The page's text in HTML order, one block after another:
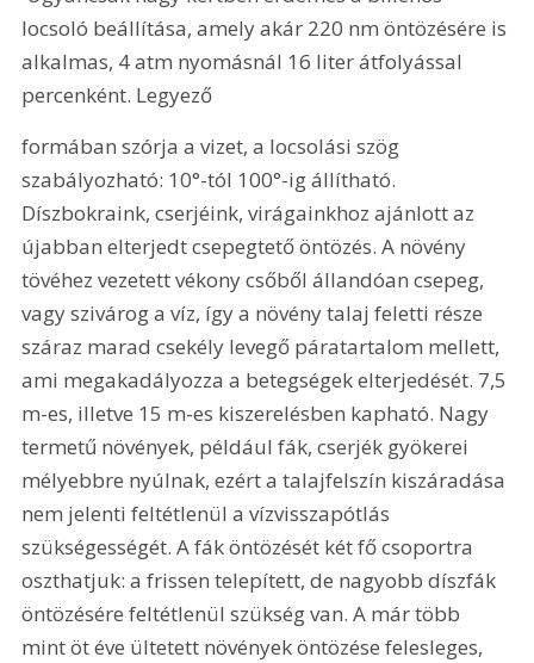
locsoló beállítása, amely akár 220 nm öntözésére is
alkalmas, 4 atm nyomásnál 16 liter átfolyással
percenként. Legyező
formában szórja a vizet, a locsolási szög
szabályozható: 10°-tól 100°-ig állítható.
Díszbokraink, cserjéink, virágainkhoz ajánlott az
újabban elterjedt csepegtető öntözés. A növény
tövéhez vezetett vékony csőből állandóan csepeg,
vagy szivárog a víz, így a növény talaj feletti része
száraz marad csekély levegő páratartalom mellett,
ami megakadályozza a betegségek elterjedését. 7,5
m-es, illetve 15 m-es kiszerelésben kapható. Nagy
termetű növények, például fák, cserjék gyökerei
mélyebbre nyúlnak, ezért a talajfelszín kiszáradása
nem jelenti feltétlenül a vízvisszapótlás
szükségességét. A fák öntözését két fő csoportra
oszthatjuk: a frissen telepített, de nagyobb díszfák
öntözésére feltétlenül szükség van. A már több
mint öt éve ültetett növények öntözése felesleges,